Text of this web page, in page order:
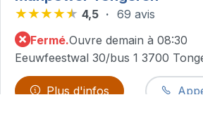
4,5
69 avis
Fermé.Ouvre demain à 08:30
Eeuwfeestwal 30/bus 1 3700
Plus d'infos